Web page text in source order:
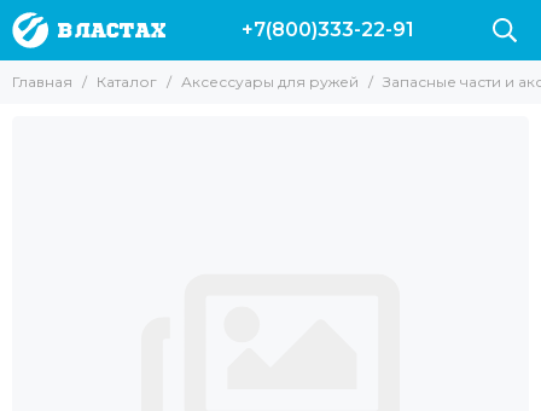
Аксессуары для ружей+7(800)333-22-91
Главная Каталог Аксессуары для ружей Запасные части и